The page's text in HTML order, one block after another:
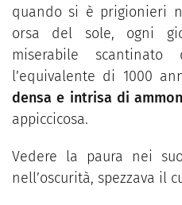
quando si è prigionieri
orsa del sole, ogni
miserabile scantinato
l’equivalente di 1000
densa e intrisa di
appiccicosa.
Vedere la paura nei
nell’oscurità, spezzava il